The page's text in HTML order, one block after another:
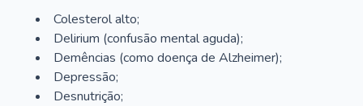
Colesterol alto;
Delirium (confusão mental aguda);
Demências (como doença de Alzheimer);
Depressão;
Desnutrição;